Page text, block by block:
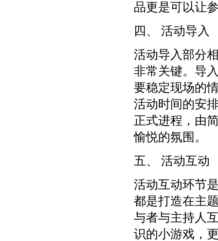
品更是可以让
四、 活动导入
活动导入部分
非常关键。导
要稳定现场的
活动时间的安
正式进程，由
愉悦的氛围。
五、 活动互动
活动互动环节
都是打造在主
与者与主持人
识的小游戏，